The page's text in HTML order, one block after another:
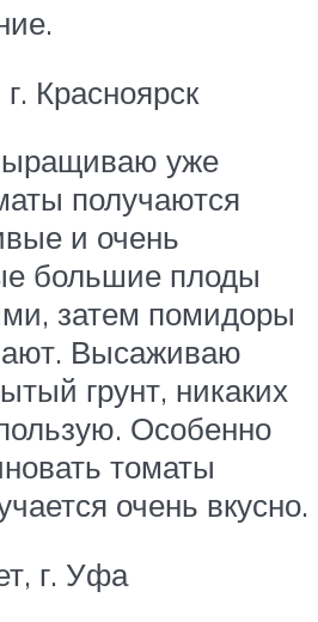
Красноярск
уже
получаются
и очень
большие плоды
затем помидоры
Высаживаю
грунт, никаких
Особенно
томаты
очень вкусно.
г. Уфа